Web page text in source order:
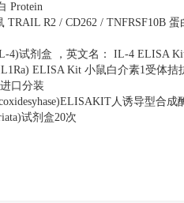
Protein
TRAIL R2 / CD262 / TNFRSF10B 蛋
4)试剂盒 ，英文名：
IL-4 ELISA
ELISA Kit 小鼠白介素1受体拮
进口分装
人诱导型合成
试剂盒20次